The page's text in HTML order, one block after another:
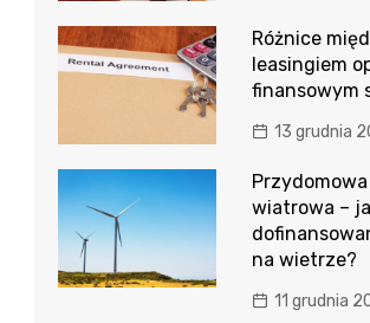
Różnice
leasingiem
finansowym
13 grudnia
wiatrowa –
na wietrze?
11 grudnia